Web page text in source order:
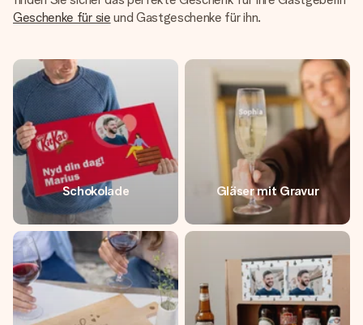
Geschenke für sie und Gastgeschenke für ihn.
Schokolade Gläser mit Gravur